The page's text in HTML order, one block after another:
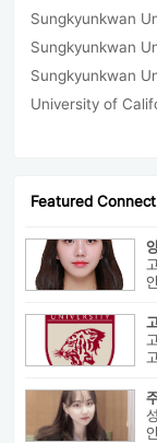
Sungkyunkwan
Sungkyunkwan
Sungkyunkwan
Featured Connect